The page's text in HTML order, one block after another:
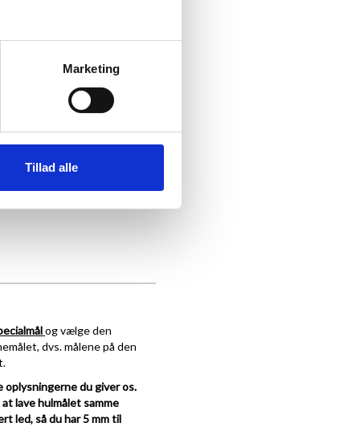
Marketing
Tillad alle
og vælge den
dvs. målene på den
du giver os.
lave hulmålet samme
led, så du har 5 mm til